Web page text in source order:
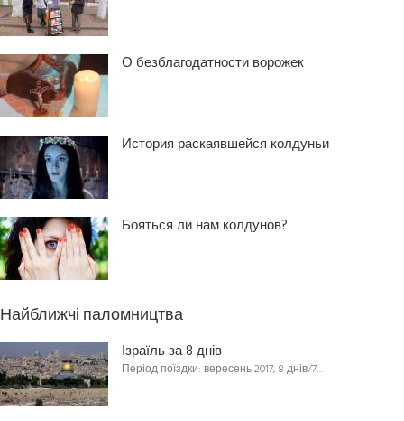
О безблагодатности ворожек
История раскаявшейся колдуньи
Бояться ли нам колдунов?
Найближчі паломництва
Ізраїль за 8 днів
Період поїздки: вересень 2017, 8 днів/7…